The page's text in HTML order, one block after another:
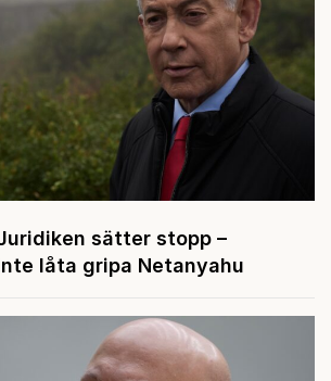
sätter stopp –
låta gripa Netanyahu